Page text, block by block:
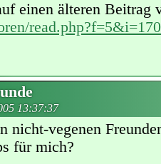
einen älteren Beitrag
13:37:37
nicht-vegenen
für mich?